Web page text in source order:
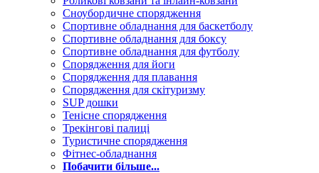
Сноубордичне спорядження
Спортивне обладнання для баскетболу
Спортивне обладнання для боксу
Спортивне обладнання для футболу
Спорядження для йоги
Спорядження для плавання
Спорядження для скітуризму
SUP дошки
Тенісне спорядження
Трекінгові палиці
Туристичне спорядження
Фітнес-обладнання
Побачити більше...